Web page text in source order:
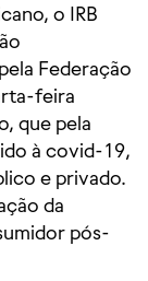
o IRB
Federação
feira
que pela
à covid-19,
e privado.
da
pós-